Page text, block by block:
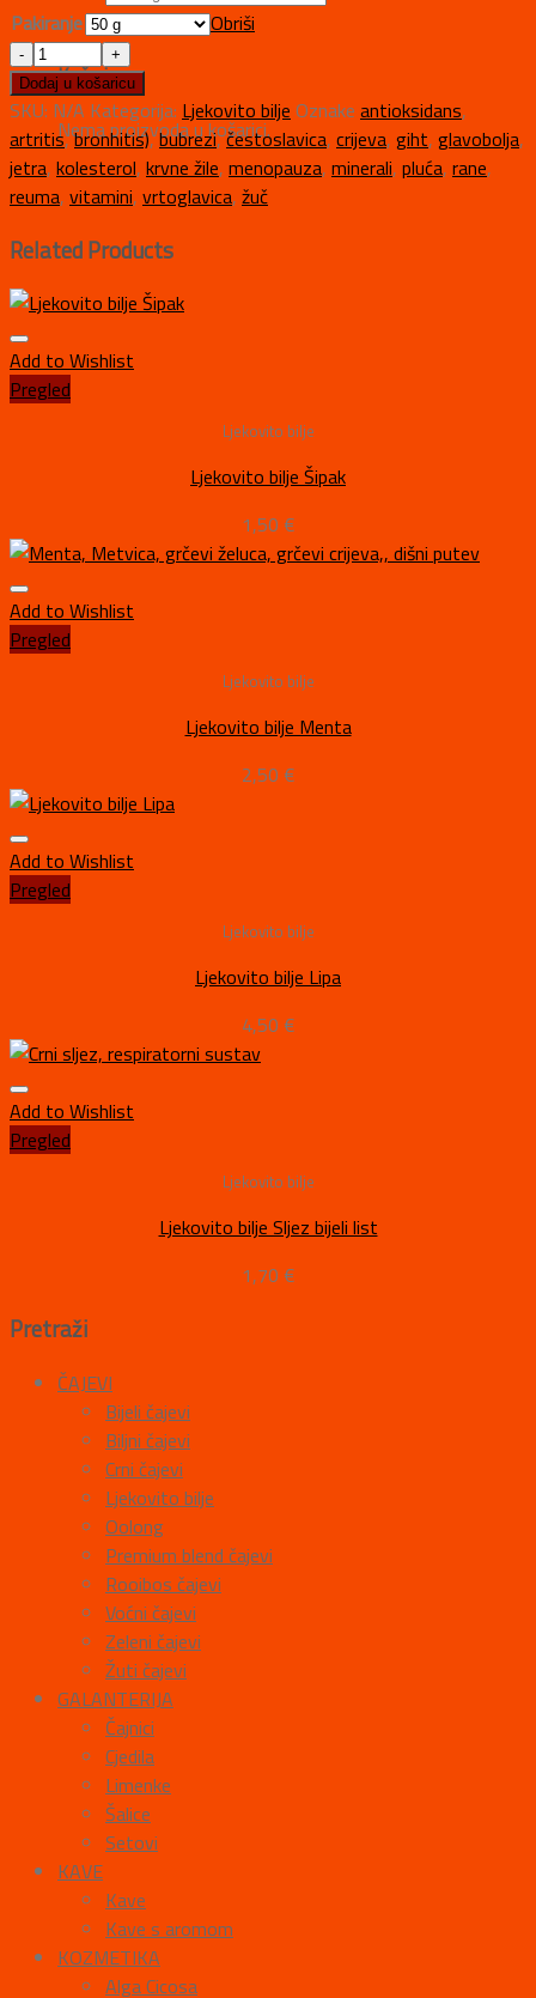
Košarica
Nema proizvoda u košarici.
Pakiranje
Obriši
Dodaj u košaricu
SKU: N/A Kategorija: Ljekovito bilje Oznake antioksidans,
artritis,bronhitis),bubrezi,čestoslavica, crijeva, giht, glavobolja,
jetra, kolesterol, krvne žile, menopauza, minerali, pluća, rane,
reuma, vitamini, vrtoglavica, žuč
Related Products
Add to Wishlist
Pregled
Ljekovito bilje
Ljekovito bilje Šipak
1,50 €
Add to Wishlist
Pregled
Ljekovito bilje
Ljekovito bilje Menta
2,50 €
Add to Wishlist
Pregled
Ljekovito bilje
Ljekovito bilje Lipa
4,50 €
Add to Wishlist
Pregled
Ljekovito bilje
Ljekovito bilje Sljez bijeli list
1,70 €
Pretraži
ČAJEVI
Bijeli čajevi
Biljni čajevi
Crni čajevi
Ljekovito bilje
Oolong
Premium blend čajevi
Rooibos čajevi
Voćni čajevi
Zeleni čajevi
Žuti čajevi
GALANTERIJA
Čajnici
Cjedila
Limenke
Šalice
Setovi
KAVE
Kave
Kave s aromom
KOZMETIKA
Alga Cicosa